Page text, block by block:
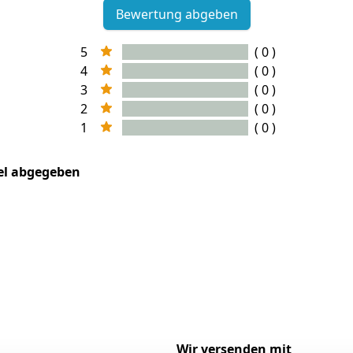
Bewertung abgeben
5
( 0 )
4
( 0 )
3
( 0 )
2
( 0 )
1
( 0 )
abgegeben
Wir versenden mit